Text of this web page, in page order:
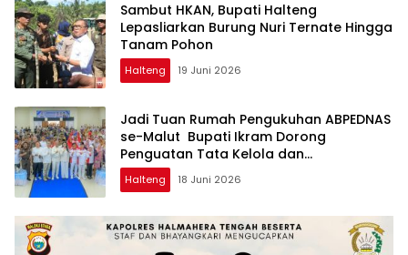
Sambut HKAN, Bupati Halteng
Lepasliarkan Burung Nuri Ternate Hingga
Tanam Pohon
Halteng 19 Juni 2026
Jadi Tuan Rumah Pengukuhan ABPEDNAS
se-Malut Bupati Ikram Dorong
Penguatan Tata Kelola dan
Pengawasan Desa
Halteng 18 Juni 2026